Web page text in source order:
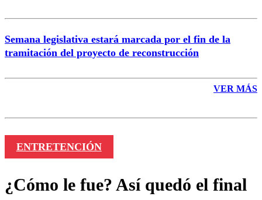
Semana legislativa estará marcada por el fin de la
tramitación del proyecto de reconstrucción
VER MÁS
ENTRETENCIÓN
¿Cómo le fue? Así quedó el final